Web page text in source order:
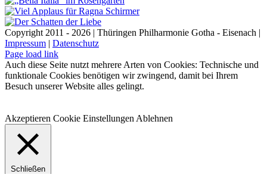
Copyright 2011 - 2026 | Thüringen Philharmonie Gotha - Eisenach |
Impressum | Datenschutz
Facebook
Instagram
WhatsApp
YouTube
E-
Mail
Telefon
Page load link
Auch diese Seite nutzt mehrere Arten von Cookies: Technische und
funktionale Cookies benötigen wir zwingend, damit bei Ihrem
Besuch unserer Website alles gelingt.
Akzeptieren Cookie Einstellungen Ablehnen
Schließen